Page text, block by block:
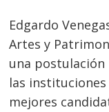
Edgardo
Artes y
una postulación
las
mejores